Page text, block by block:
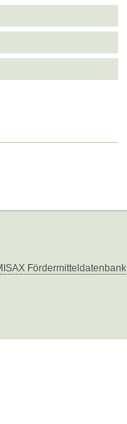
Fördermitteldatenbank